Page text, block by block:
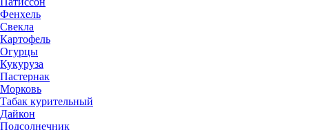
Фенхель
Свекла
Картофель
Огурцы
Кукуруза
Пастернак
Морковь
Табак курительный
Дайкон
Подсолнечник